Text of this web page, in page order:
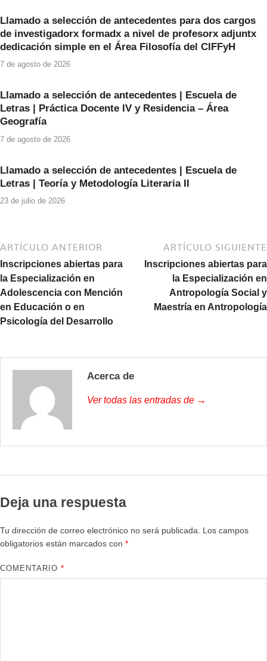
o
o
k
p
p
Llamado a selección de antecedentes para dos cargos
de investigadorx formadx a nivel de profesorx adjuntx
dedicación simple en el Área Filosofía del CIFFyH
7 de agosto de 2026
Llamado a selección de antecedentes | Escuela de
Letras | Práctica Docente IV y Residencia – Área
Geografía
7 de agosto de 2026
Llamado a selección de antecedentes | Escuela de
Letras | Teoría y Metodología Literaria II
23 de julio de 2026
ARTÍCULO ANTERIOR
Inscripciones abiertas para
la Especialización en
Adolescencia con Mención
en Educación o en
Psicología del Desarrollo
ARTÍCULO SIGUIENTE
Inscripciones abiertas para
la Especialización en
Antropología Social y
Maestría en Antropología
Acerca de
Ver todas las entradas de →
Deja una respuesta
Tu dirección de correo electrónico no será publicada.
Los campos
obligatorios están marcados con *
COMENTARIO*